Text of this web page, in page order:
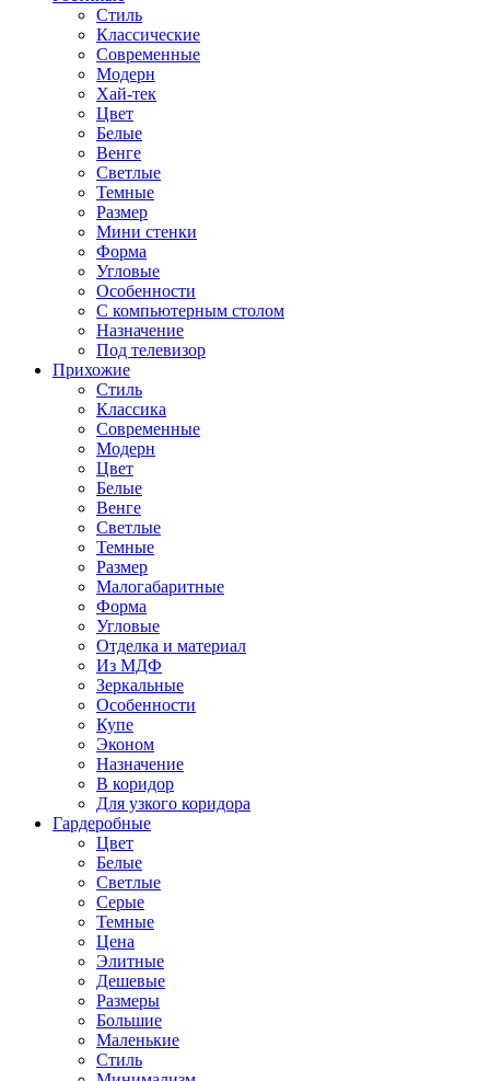
Стиль
Классические
Современные
Модерн
Хай-тек
Цвет
Белые
Венге
Светлые
Темные
Размер
Мини стенки
Форма
Угловые
Особенности
С компьютерным столом
Назначение
Под телевизор
Прихожие
Стиль
Классика
Современные
Модерн
Цвет
Белые
Венге
Светлые
Темные
Размер
Малогабаритные
Форма
Угловые
Отделка и материал
Из МДФ
Зеркальные
Особенности
Купе
Эконом
Назначение
В коридор
Для узкого коридора
Гардеробные
Цвет
Белые
Светлые
Серые
Темные
Цена
Элитные
Дешевые
Размеры
Большие
Маленькие
Стиль